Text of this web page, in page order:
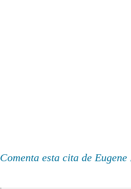
Comenta esta cita de Eugene